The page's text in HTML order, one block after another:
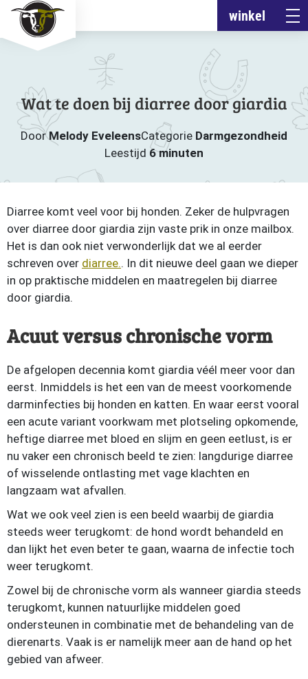
winkel
Wat te doen bij diarree door giardia
DoorMelody EveleensCategorie Darmgezondheid
Leestijd 6 minuten
Diarree komt veel voor bij honden. Zeker de hulpvragen
over diarree door giardia zijn vaste prik in onze mailbox.
Het is dan ook niet verwonderlijk dat we al eerder
schreven over diarree.. In dit nieuwe deel gaan we dieper
in op praktische middelen en maatregelen bij diarree
door giardia.
Acuut versus chronische vorm
De afgelopen decennia komt giardia véél meer voor dan
eerst. Inmiddels is het een van de meest voorkomende
darminfecties bij honden en katten. En waar eerst vooral
een acute variant voorkwam met plotseling opkomende,
heftige diarree met bloed en slijm en geen eetlust, is er
nu vaker een chronisch beeld te zien: langdurige diarree
of wisselende ontlasting met vage klachten en
langzaam wat afvallen.
Wat we ook veel zien is een beeld waarbij de giardia
steeds weer terugkomt: de hond wordt behandeld en
dan lijkt het even beter te gaan, waarna de infectie toch
weer terugkomt.
Zowel bij de chronische vorm als wanneer giardia steeds
terugkomt, kunnen natuurlijke middelen goed
ondersteunen in combinatie met de behandeling van de
dierenarts. Vaak is er namelijk meer aan de hand op het
gebied van afweer.